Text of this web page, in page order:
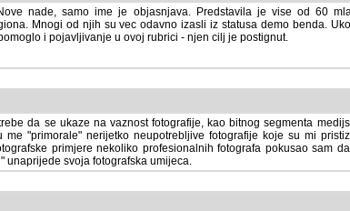
nade, samo ime je objasnjava. Predstavila je vise od 60
Mnogi od njih su vec odavno izasli iz statusa demo benda.
i pojavljivanje u ovoj rubrici - njen cilj je postignut.
da se ukaze na vaznost fotografije, kao bitnog segmenta
"primorale" nerijetko neupotrebljive fotografije koje su mi
primjere nekoliko profesionalnih fotografa pokusao sam
svoja fotografska umijeca.